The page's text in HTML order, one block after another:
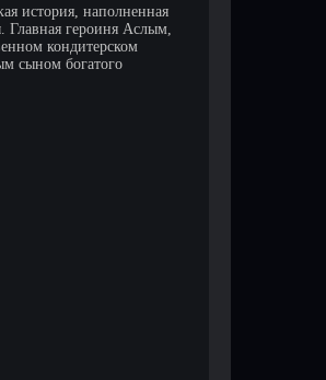
история, наполненная
Главная героиня Аслым,
кондитерском
сыном богатого